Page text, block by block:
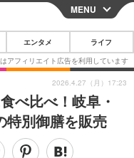
CLOSE
スマートフォン
ガジェット・ツール
MENU
エンタメ ライフ
べ比べ！岐阜・
特別御膳を販売
2026.4.27（月）17:23